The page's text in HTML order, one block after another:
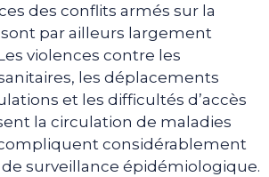
des conflits armés sur la
par ailleurs largement
violences contre les
les déplacements
et les difficultés d’accès
la circulation de maladies
considérablement
surveillance épidémiologique.